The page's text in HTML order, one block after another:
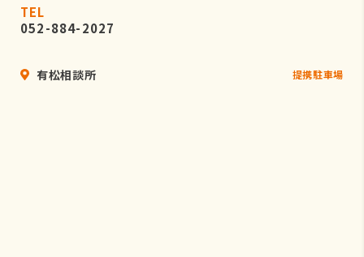
TEL
052-884-2027
有松相談所 提携駐車場